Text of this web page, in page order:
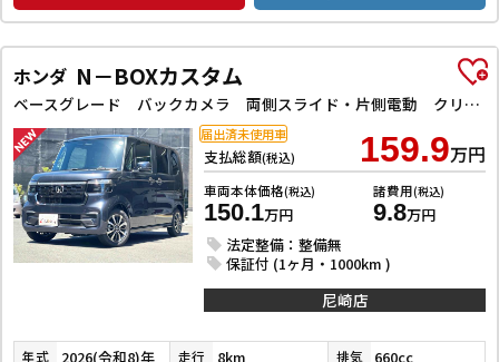
ホンダ N－BOXカスタム
ベースグレード バックカメラ 両側スライド・片側電動 クリアランスソナー レーンアシスト オートライト スマートキー 電動格納ミラー CVT ESC USB チップアップシート アルミホイール エアコン
支払総額(税込) 159.9万円
車両本体価格(税込)
150.1万円
諸費用(税込)
9.8万円
法定整備：整備無
保証付 (1ヶ月・1000km )
届出済未使用車
尼崎店
年式 2026(令和8)年 走行 8km 排気 660cc